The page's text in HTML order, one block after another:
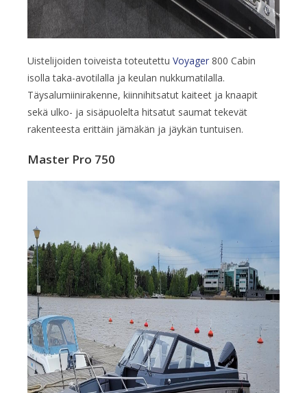
Uistelijoiden toiveista toteutettu Voyager 800 Cabin
isolla taka-avotilalla ja keulan nukkumatilalla.
Täysalumiinirakenne, kiinnihitsatut kaiteet ja knaapit
sekä ulko- ja sisäpuolelta hitsatut saumat tekevät
rakenteesta erittäin jämäkän ja jäykän tuntuisen.
Master Pro 750